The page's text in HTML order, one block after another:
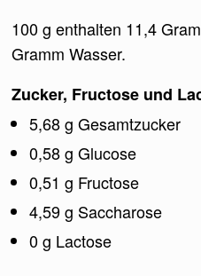
100 g enthalten 11,4
Gramm Wasser.
Zucker, Fructose und
5,68 g Gesamtzucker
0,58 g Glucose
0,51 g Fructose
4,59 g Saccharose
0 g Lactose